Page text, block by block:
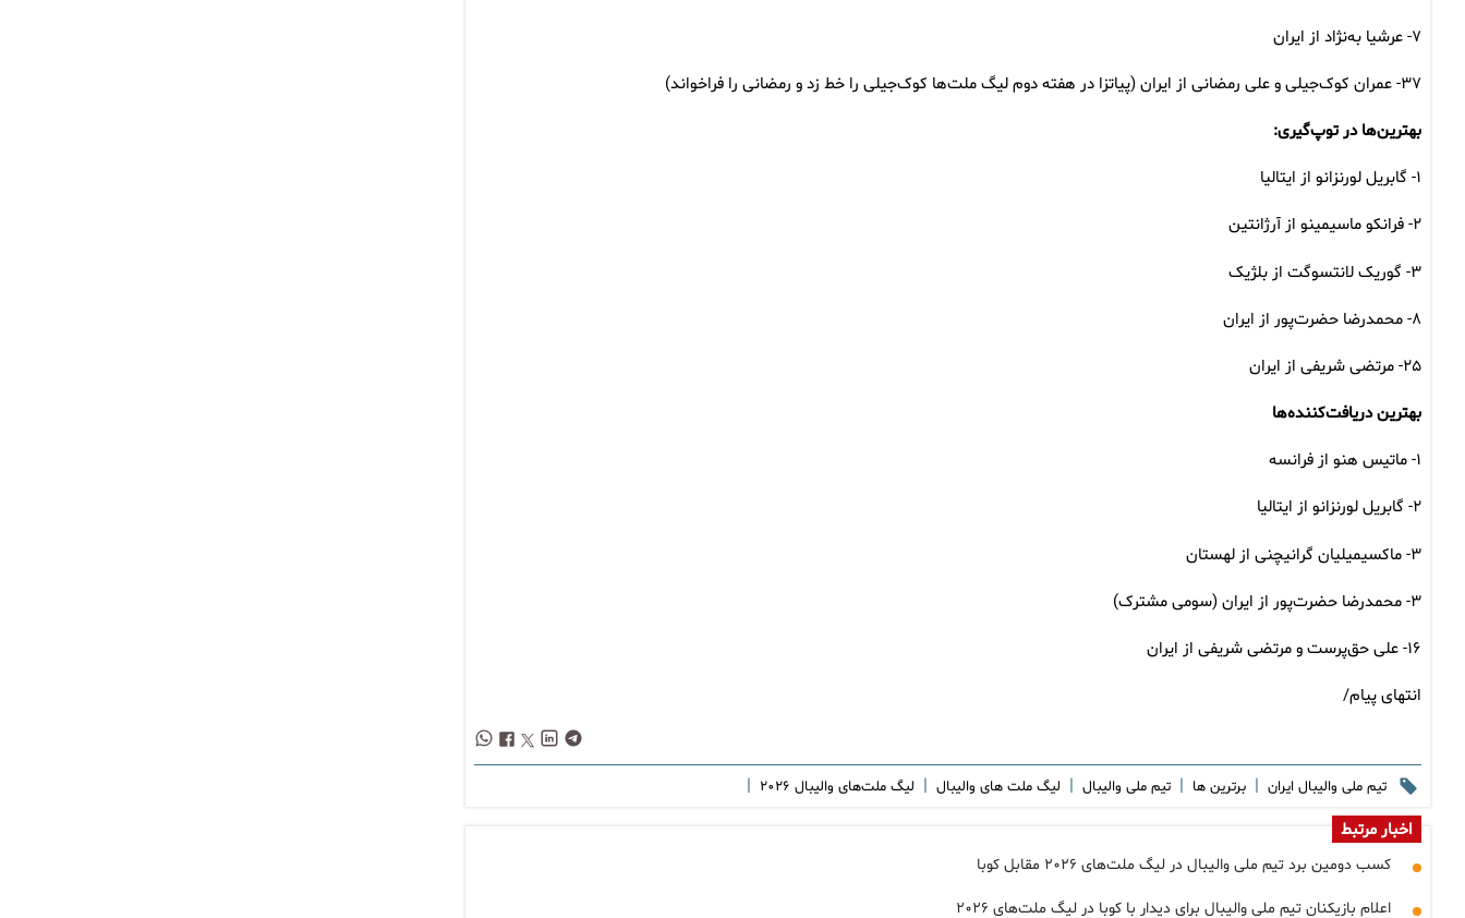
۷- عرشیا به‌نژاد از ایران
۳۷- عمران کوک‌جیلی و علی رمضانی از ایران (پیاتزا در هفته دوم لیگ ملت‌ها کوک‌جیلی را خط زد و رمضانی را فراخواند)
بهترین‌ها در توپ‌گیری:
۱- گابریل لورنزانو از ایتالیا
۲- فرانکو ماسیمینو از آرژانتین
۳- گوریک لانتسوگت از بلژیک
۸- محمدرضا حضرت‌پور از ایران
۲۵- مرتضی شریفی از ایران
بهترین دریافت‌کننده‌ها
۱- ماتیس هنو از فرانسه
۲- گابریل لورنزانو از ایتالیا
۳- ماکسیمیلیان گرانیچنی از لهستان
۳- محمدرضا حضرت‌پور از ایران (سومی مشترک)
۱۶- علی حق‌پرست و مرتضی شریفی از ایران
انتهای پیام/
تیم ملی والیبال ایران | برترین ها | تیم ملی والیبال | لیگ ملت های والیبال | لیگ ملت‌های والیبال ۲۰۲۶ |
اخبار مرتبط
کسب دومین برد تیم ملی والیبال در لیگ ملت‌های ۲۰۲۶ مقابل کوبا
اعلام بازیکنان تیم ملی والیبال برای دیدار با کوبا در لیگ ملت‌های ۲۰۲۶